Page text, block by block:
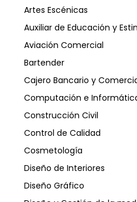
Artes Escénicas
Auxiliar de Educación y
Aviación Comercial
Bartender
Cajero Bancario y
Computación e
Construcción Civil
Control de Calidad
Cosmetología
Diseño de Interiores
Diseño Gráfico